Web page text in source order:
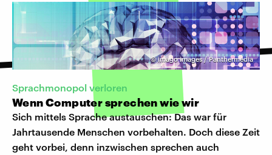
©imago images / Panthermedia
Sprachmonopol verloren
Wenn Computer sprechen wie wir
Sich mittels Sprache austauschen: Das war für
Jahrtausende Menschen vorbehalten. Doch diese Zeit
geht vorbei, denn inzwischen sprechen auch